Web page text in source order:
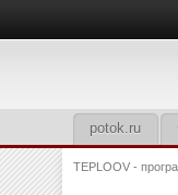
potok.ru
TEPLOOV -